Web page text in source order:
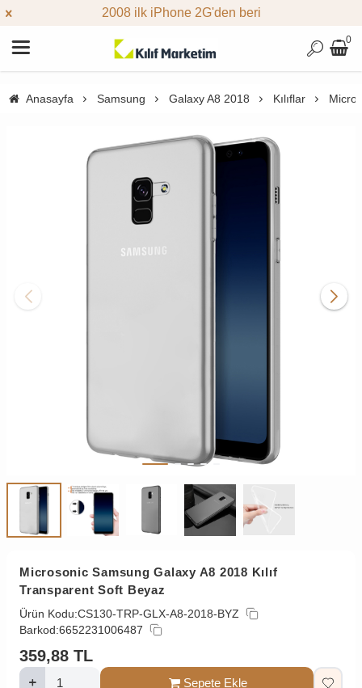
2008 ilk iPhone 2G'den beri
0
Anasayfa Samsung Galaxy A8 2018 Kılıflar
Microsonic Samsung Galaxy A8 2018 Kılıf
Transparent Soft Beyaz
Ürün Kodu:CS130-TRP-GLX-A8-2018-BYZ
Barkod:6652231006487
359,88 TL
Sepete Ekle